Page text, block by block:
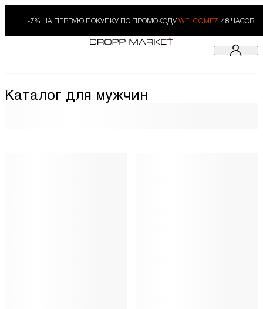
-7% НА ПЕРВУЮ ПОКУПКУ ПО ПРОМОКОДУ WELCOME7. 48 ЧАСОВ
Каталог для мужчин